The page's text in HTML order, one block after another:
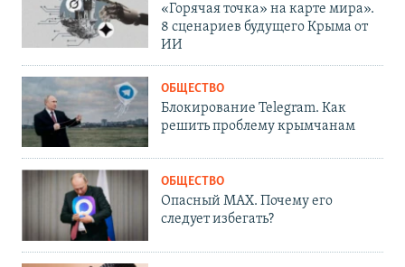
«Горячая точка» на карте мира».
8 сценариев будущего Крыма от
ИИ
ОБЩЕСТВО
Блокирование Telegram. Как
решить проблему крымчанам
ОБЩЕСТВО
Опасный MAX. Почему его
следует избегать?